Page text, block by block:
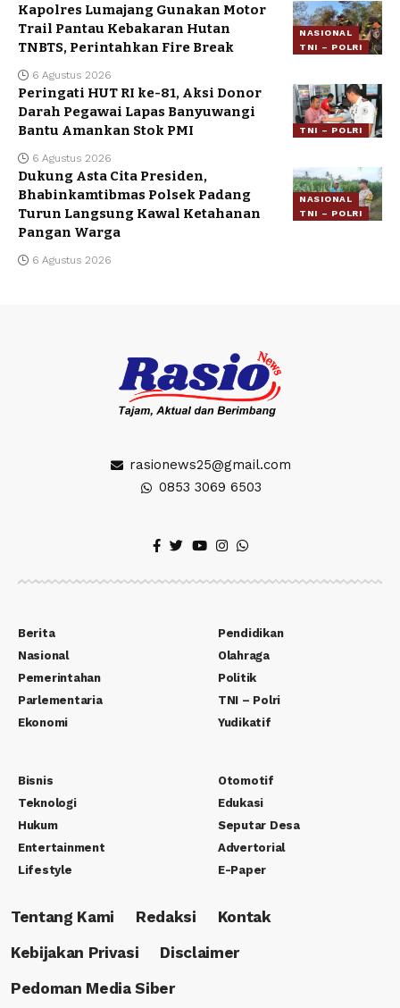
NASIONAL
TNI – POLRI
Kapolres Lumajang Gunakan Motor
Trail Pantau Kebakaran Hutan
TNBTS, Perintahkan Fire Break
6 Agustus 2026
TNI – POLRI
Peringati HUT RI ke-81, Aksi Donor
Darah Pegawai Lapas Banyuwangi
Bantu Amankan Stok PMI
6 Agustus 2026
NASIONAL
TNI – POLRI
Dukung Asta Cita Presiden,
Bhabinkamtibmas Polsek Padang
Turun Langsung Kawal Ketahanan
Pangan Warga
6 Agustus 2026
rasionews25@gmail.com
0853 3069 6503
Berita
Nasional
Pemerintahan
Parlementaria
Ekonomi
Pendidikan
Olahraga
Politik
TNI – Polri
Yudikatif
Bisnis
Teknologi
Hukum
Entertainment
Lifestyle
Otomotif
Edukasi
Seputar Desa
Advertorial
E-Paper
Tentang Kami Redaksi
Kontak
Kebijakan Privasi
Disclaimer
Pedoman Media Siber